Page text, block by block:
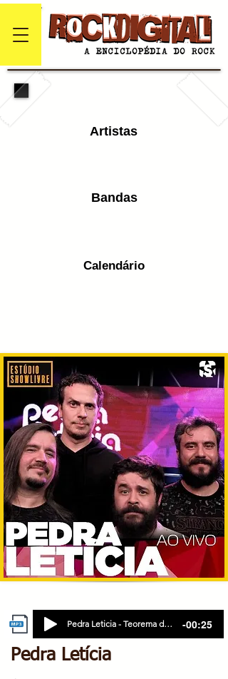
Artistas
Bandas
Calendário
Pedra Leticia - Teorema de Carlão -00:25
Pedra Letícia